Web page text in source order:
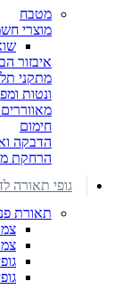
מטבח
מוצרי
איבזור
מתקני
ונטות
מאווררים
חימום
הדבקה
הרחקת
גופי תאורה
תאורת